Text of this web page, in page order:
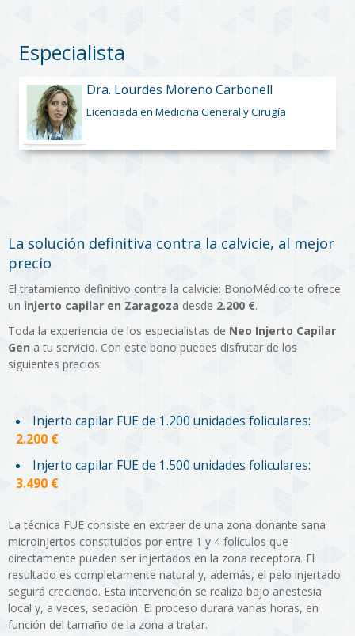
Especialista
Dra. Lourdes Moreno Carbonell
Licenciada en Medicina General y Cirugía
La solución definitiva contra la calvicie, al mejor
precio
El tratamiento definitivo contra la calvicie: BonoMédico te ofrece
un injerto capilar en Zaragoza desde 2.200 €.
Toda la experiencia de los especialistas de Neo Injerto Capilar
Gen a tu servicio. Con este bono puedes disfrutar de los
siguientes precios:
Injerto capilar FUE de 1.200 unidades foliculares:
2.200 €
Injerto capilar FUE de 1.500 unidades foliculares:
3.490 €
La técnica FUE consiste en extraer de una zona donante sana
microinjertos constituidos por entre 1 y 4 folículos que
directamente pueden ser injertados en la zona receptora. El
resultado es completamente natural y, además, el pelo injertado
seguirá creciendo. Esta intervención se realiza bajo anestesia
local y, a veces, sedación. El proceso durará varias horas, en
función del tamaño de la zona a tratar.